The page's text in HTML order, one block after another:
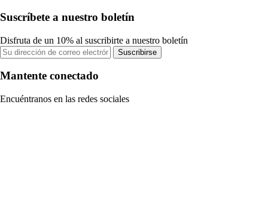
Suscríbete a nuestro boletín
Disfruta de un 10% al suscribirte a nuestro boletín
Suscribirse
Mantente conectado
Encuéntranos en las redes sociales